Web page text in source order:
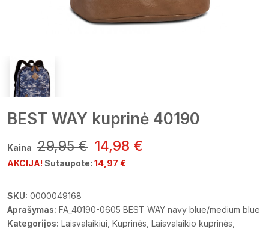
BEST WAY kuprinė 40190
Kaina 29,95 € 14,98 €
AKCIJA! Sutaupote: 14,97 €
SKU: 0000049168
Aprašymas: FA_40190-0605 BEST WAY navy blue/medium blue
Kategorijos: Laisvalaikiui Kuprinės Laisvalaikio kuprinės